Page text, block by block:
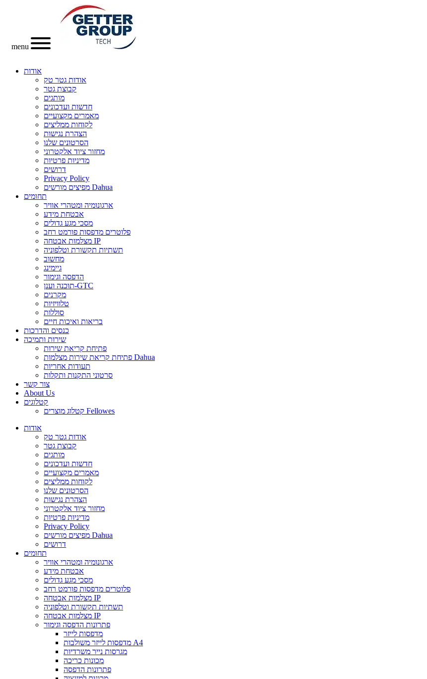
menu
אודות
אודות גטר טק
קבוצת גטר
מותגים
חדשות ועדכונים
מאמרים מקצועיים
לקוחות ממליצים
הצהרת נגישות
הסרטונים שלנו
מחזור ציוד אלקטרוני
מדיניות פרטיות
דרושים
Privacy Policy
מפיצים מורשים Dahua
תחומים
ארגונומיה ומטהרי אוויר
אבטחת מידע
מסכי מגע גדולים
פלוטרים מדפסות פורמט רחב
מצלמות אבטחה IP
תשתיות תקשורת וטלפוניה
מחשוב
גיימינג
הדפסה וגימור
תוכנה וענן-GTC
מקרנים
טלוויזיות
סוללות
בריאות ואיכות חיים
כנסים והדרכות
שירות ותמיכה
פתיחת קריאת שירות
פתיחת קריאת שירות מצלמות Dahua
תעודות אחריות
סרטוני התקנות ותקלות
צור קשר
About Us
קטלוגים
קטלוג מוצרים Fellowes
אודות
אודות גטר טק
קבוצת גטר
מותגים
חדשות ועדכונים
מאמרים מקצועיים
לקוחות ממליצים
הסרטונים שלנו
הצהרת נגישות
מחזור ציוד אלקטרוני
מדיניות פרטיות
Privacy Policy
מפיצים מורשים Dahua
דרושים
תחומים
ארגונומיה ומטהרי אוויר
אבטחת מידע
מסכי מגע גדולים
פלוטרים מדפסות פורמט רחב
מצלמות אבטחה IP
תשתיות תקשורת וטלפוניה
מצלמות אבטחה IP
פתרונות הדפסה וגימור
מדפסות לייזר
מדפסות לייזר משולבות A4
מגרסות נייר משרדיות
מכונות כריכה
פתרונות הדפסה